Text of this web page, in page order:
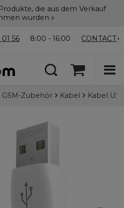
die aus dem Verkauf
wurden »
56 8:00 - 16:00 CONTACT
GSM-Zubehör Kabel Kabel